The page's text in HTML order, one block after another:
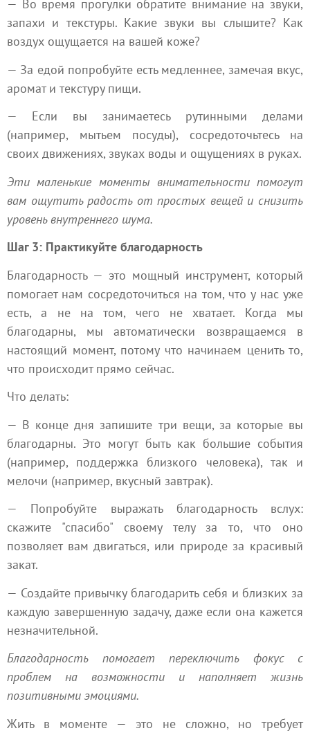
— Во время прогулки обратите внимание на звуки,
запахи и текстуры. Какие звуки вы слышите? Как
воздух ощущается на вашей коже?
— За едой попробуйте есть медленнее, замечая вкус,
аромат и текстуру пищи.
— Если вы занимаетесь рутинными делами
(например, мытьем посуды), сосредоточьтесь на
своих движениях, звуках воды и ощущениях в руках.
Эти маленькие моменты внимательности помогут
вам ощутить радость от простых вещей и снизить
уровень внутреннего шума.
Шаг 3: Практикуйте благодарность
Благодарность — это мощный инструмент, который
помогает нам сосредоточиться на том, что у нас уже
есть, а не на том, чего не хватает. Когда мы
благодарны, мы автоматически возвращаемся в
настоящий момент, потому что начинаем ценить то,
что происходит прямо сейчас.
Что делать:
— В конце дня запишите три вещи, за которые вы
благодарны. Это могут быть как большие события
(например, поддержка близкого человека), так и
мелочи (например, вкусный завтрак).
— Попробуйте выражать благодарность вслух:
скажите "спасибо" своему телу за то, что оно
позволяет вам двигаться, или природе за красивый
закат.
— Создайте привычку благодарить себя и близких за
каждую завершенную задачу, даже если она кажется
незначительной.
Благодарность помогает переключить фокус с
проблем на возможности и наполняет жизнь
позитивными эмоциями.
Жить в моменте — это не сложно, но требует